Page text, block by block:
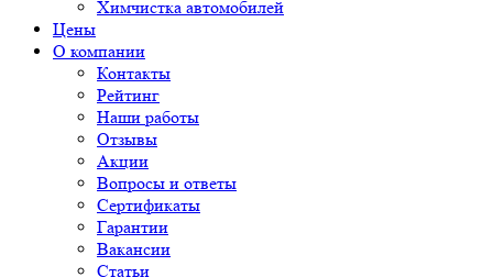
Химчистка автомобилей
Цены
О компании
Контакты
Рейтинг
Наши работы
Отзывы
Акции
Вопросы и ответы
Сертификаты
Гарантии
Вакансии
Статьи